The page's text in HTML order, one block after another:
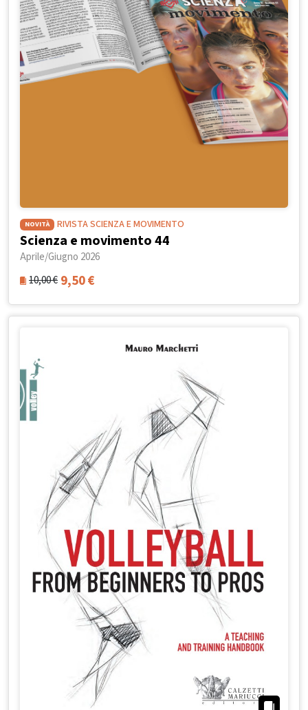
NOVITÀ RIVISTA SCIENZA E MOVIMENTO
Scienza e movimento 44
Aprile/Giugno 2026
10,00€ 9,50€